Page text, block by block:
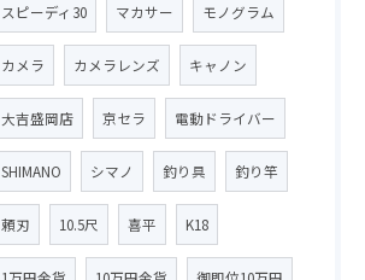
スピーディ30 マカサー モノグラム
カメラ カメラレンズ キャノン
大吉盛岡店 京セラ 電動ドライバー
SHIMANO シマノ 釣り具 釣り竿
頼刃 10.5尺 喜平 K18